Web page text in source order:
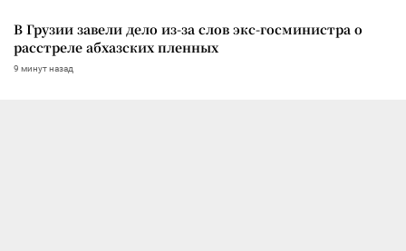
В Грузии завели дело из-за слов экс-госминистра о
расстреле абхазских пленных
9 минут назад